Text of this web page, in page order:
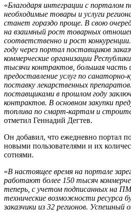
«Благодаря интеграции с порталом
необходимые товары и услуги
станет гораздо проще. В свою
на взаимный рост товарных
соответственно и рост
году через портал поставщиков
коммерческие организации
тысячи контрактов, большая часть
предоставление услуг по
поставку лекарственных
поставщиками в прошлом году
контрактов. В основном закупки
топлива по смарт-картам и
отметил Геннадий Дегтев.
Он добавил, что ежедневно портал
новыми пользователями и их
сотнями.
«В настоящее время на портале
работают более 150 тысяч
теперь, с учетом подписанных на
технические возможности ресурса
заказчики из 32 регионов.